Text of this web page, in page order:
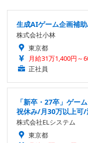
生成AIゲーム企画補
株式会社小林
東京都
月給31万1,400円～
正社員
「新卒・27卒」ゲー
祝休み/月30万以上可/
株式会社ELシステム
東京都